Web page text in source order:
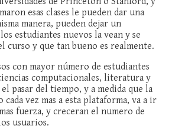
esas clases le pueden dar una
manera, pueden dejar un
estudiantes nuevos la vean y se
curso y que tan bueno es realmente.
con mayor número de estudiantes
computacionales, literatura y
pasar del tiempo, y a medida que la
vez mas a esta plataforma, va a ir
fuerza, y creceran el numero de
usuarios.